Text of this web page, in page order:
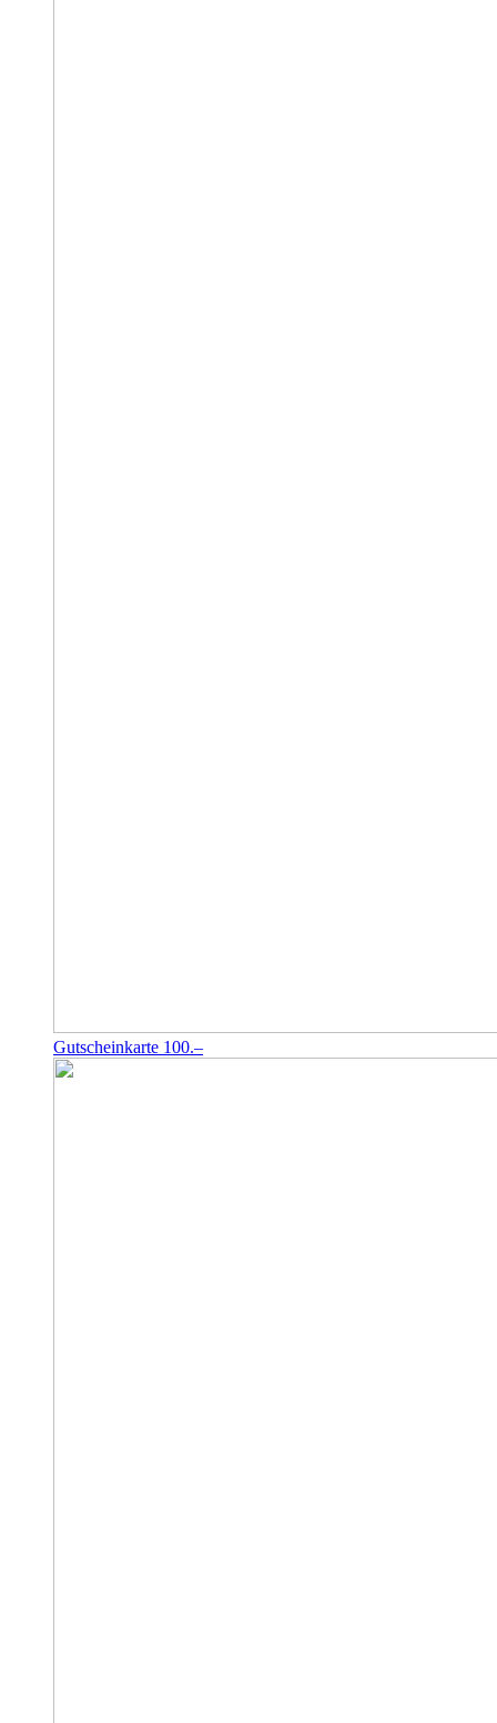
Gutscheinkarte 100.–